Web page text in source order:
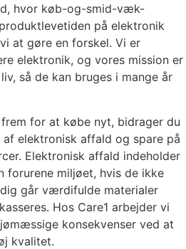
hvor køb-og-smid-væk-
på elektronik
at gøre en forskel. Vi er
elektronik, og vores mission er
så de kan bruges i mange år
for at købe nyt, bidrager du
elektronisk affald og spare på
Elektronisk affald indeholder
forurene miljøet, hvis de ikke
går værdifulde materialer
Hos Care1 arbejder vi
konsekvenser ved at
kvalitet.